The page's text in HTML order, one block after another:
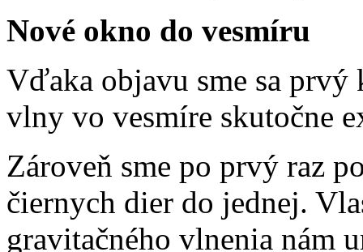
Nové okno do vesmíru
Vďaka objavu sme sa prvý
vlny vo vesmíre skutočne
Zároveň sme po prvý raz
čiernych dier do jednej.
gravitačného vlnenia nám